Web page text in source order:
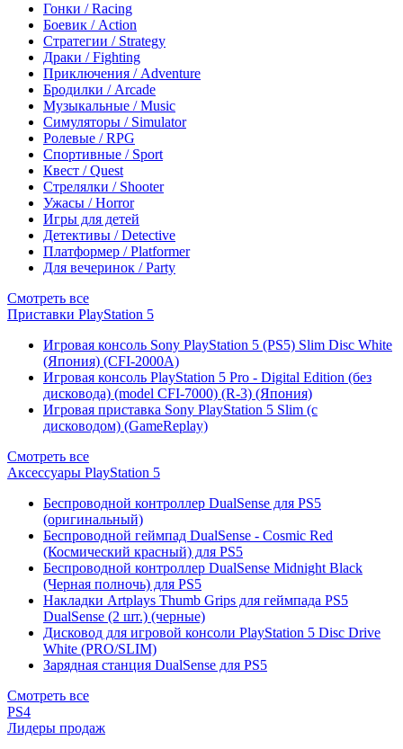
Гонки / Racing
Боевик / Action
Стратегии / Strategy
Драки / Fighting
Приключения / Adventure
Бродилки / Arcade
Музыкальные / Music
Симуляторы / Simulator
Ролевые / RPG
Спортивные / Sport
Квест / Quest
Стрелялки / Shooter
Ужасы / Horror
Игры для детей
Детективы / Detective
Платформер / Platformer
Для вечеринок / Party
Смотреть все
Приставки PlayStation 5
Игровая консоль Sony PlayStation 5 (PS5) Slim Disc White
(Япония) (CFI-2000A)
Игровая консоль PlayStation 5 Pro - Digital Edition (без
дисковода) (model CFI-7000) (R-3) (Япония)
Игровая приставка Sony PlayStation 5 Slim (с
дисководом) (GameReplay)
Смотреть все
Аксессуары PlayStation 5
Беспроводной контроллер DualSense для PS5
(оригинальный)
Беспроводной геймпад DualSense - Cosmic Red
(Космический красный) для PS5
Беспроводной контроллер DualSense Midnight Black
(Черная полночь) для PS5
Накладки Artplays Thumb Grips для геймпада PS5
DualSense (2 шт.) (черные)
Дисковод для игровой консоли PlayStation 5 Disc Drive
White (PRO/SLIM)
Зарядная станция DualSense для PS5
Смотреть все
PS4
Лидеры продаж